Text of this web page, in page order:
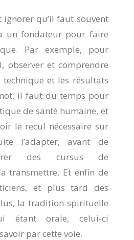
ignorer qu’il faut souvent
un fondateur pour faire
Par exemple, pour
observer et comprendre
technique et les résultats
il faut du temps pour
de santé humaine, et
le recul nécessaire sur
l’adapter, avant de
des cursus de
transmettre. Et enfin de
et plus tard des
la tradition spirituelle
étant orale, celui-ci
par cette voie.